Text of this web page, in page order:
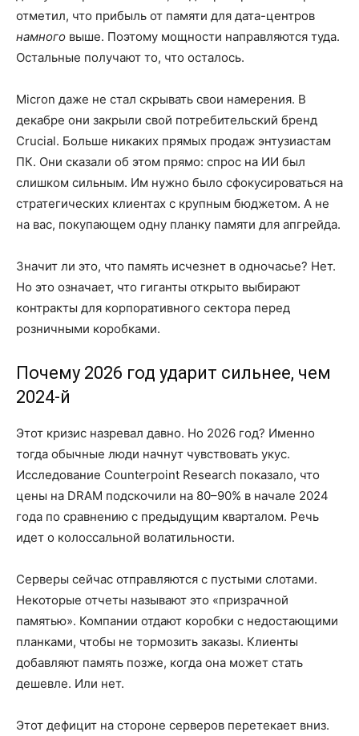
отметил, что прибыль от памяти для дата-центров
намного выше. Поэтому мощности направляются туда.
Остальные получают то, что осталось.
Micron даже не стал скрывать свои намерения. В
декабре они закрыли свой потребительский бренд
Crucial. Больше никаких прямых продаж энтузиастам
ПК. Они сказали об этом прямо: спрос на ИИ был
слишком сильным. Им нужно было сфокусироваться на
стратегических клиентах с крупным бюджетом. А не
на вас, покупающем одну планку памяти для апгрейда.
Значит ли это, что память исчезнет в одночасье? Нет.
Но это означает, что гиганты открыто выбирают
контракты для корпоративного сектора перед
розничными коробками.
Почему 2026 год ударит сильнее, чем
2024-й
Этот кризис назревал давно. Но 2026 год? Именно
тогда обычные люди начнут чувствовать укус.
Исследование Counterpoint Research показало, что
цены на DRAM подскочили на 80–90% в начале 2024
года по сравнению с предыдущим кварталом. Речь
идет о колоссальной волатильности.
Серверы сейчас отправляются с пустыми слотами.
Некоторые отчеты называют это «призрачной
памятью». Компании отдают коробки с недостающими
планками, чтобы не тормозить заказы. Клиенты
добавляют память позже, когда она может стать
дешевле. Или нет.
Этот дефицит на стороне серверов перетекает вниз.